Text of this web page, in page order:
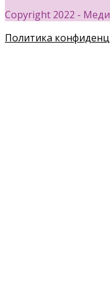
Copyright 2022 -
Политика